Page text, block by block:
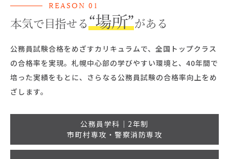
REASON 01
本気で目指せる“場所”がある
公務員試験合格をめざすカリキュラムで、全国トップクラス
の合格率を実現。札幌中心部の学びやすい環境と、40年間で
培った実績をもとに、さらなる公務員試験の合格率向上をめ
ざします。
公務員学科｜2年制
市町村専攻・警察消防専攻